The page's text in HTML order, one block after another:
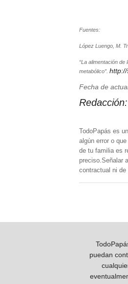
Fuentes:
López Luengo, M.
“La alimentación
metabólico”.
Fecha de
Redacción:
TodoPapás es
algún error o
de tu familia es
preciso.Señalar
contractual ni de
puedan